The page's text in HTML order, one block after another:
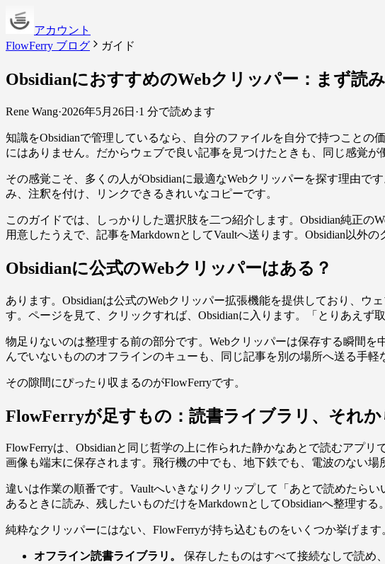
アカウント
FlowFerry ブログ
ガイド
ObsidianにおすすめのWebクリッパー：まず読
Rene Wang·2026年5月26日 ·1 分で読めます
知識をObsidianで管理しているなら、自分のファイルを自分で持つこと
にはありません。だからウェブで良い記事を見つけたときも、同じ感覚
その感覚こそ、多くの人がObsidianに最適なWebクリッパーを探す理由
み、注釈を付け、リンクできるきれいなコピーです。
このガイドでは、しっかりした選択肢を二つ紹介します。Obsidian純正
用意したうえで、記事をMarkdownとしてVaultへ送ります。Obsidian以外の
Obsidianに公式のWebクリッパーはある？
あります。Obsidianは公式のWebクリッパー拡張機能を提供しており、
す。ページを見て、クリックすれば、Obsidianに入ります。「とりあえず
物足りないのは整理する前の部分です。Webクリッパーは保存する瞬間
んでいないもののオフラインのキューも、同じ記事を別の場所へ送る手軽
その隙間にぴったり収まるのがFlowFerryです。
FlowFerryが足すもの：読書ライブラリ、それ
FlowFerryは、Obsidianと同じ哲学の上に作られた静かなあとで読むアプ
画像も端末に保存されます。飛行機の中でも、地下鉄でも、電波のない場
違いは作業の順番です。Vaultへいきなりクリップして「あとで読めたら
あるときに読み、残したいものだけをMarkdownとしてObsidianへ整理す
純粋なクリッパーにはない、FlowFerryが持ち込むものをいくつか挙げます
オフライン読書ライブラリ。
保存したものはすべて接続なしで読め